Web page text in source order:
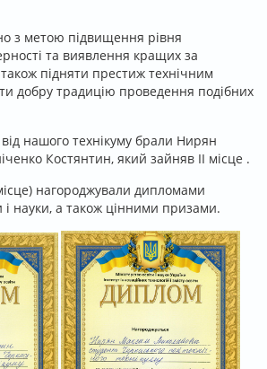
з метою підвищення рівня
та виявлення кращих за
підняти престиж технічним
добру традицію проведення подібних
нашого технікуму брали Нирян
Костянтин, який зайняв ІІ місце .
нагороджували дипломами
і науки, а також цінними призами.